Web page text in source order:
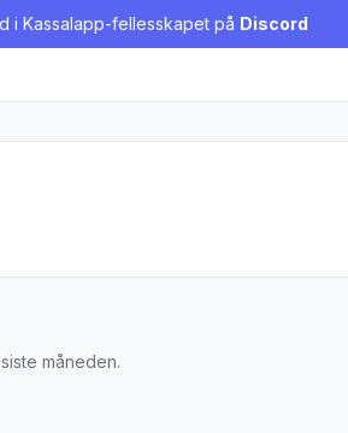
i Kassalapp-fellesskapet på Discord
måneden.